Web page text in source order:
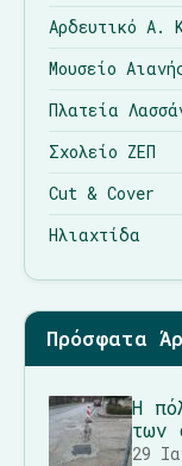
Αρδευτικό Α.
Μουσείο
Πλατεία
Σχολείο ΖΕΠ
Cut & Cover
Ηλιαχτίδα
Πρόσφατα
Η
των
29